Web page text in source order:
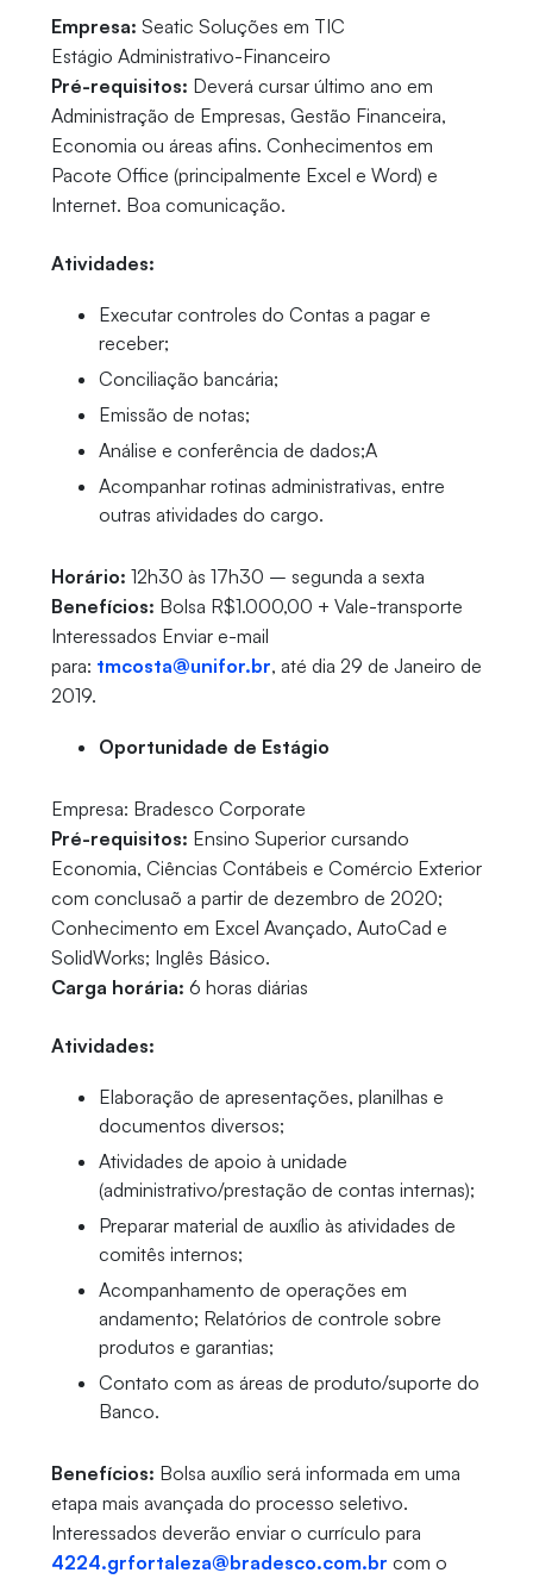
Empresa: Seatic Soluções em TIC
Estágio Administrativo-Financeiro
Pré-requisitos: Deverá cursar último ano em
Administração de Empresas, Gestão Financeira,
Economia ou áreas afins. Conhecimentos em
Pacote Office (principalmente Excel e Word) e
Internet. Boa comunicação.
Atividades:
Executar controles do Contas a pagar e
receber;
Conciliação bancária;
Emissão de notas;
Análise e conferência de dados;A
Acompanhar rotinas administrativas, entre
outras atividades do cargo.
Horário: 12h30 às 17h30 – segunda a sexta
Benefícios: Bolsa R$1.000,00 + Vale-transporte
Interessados Enviar e-mail
para: tmcosta@unifor.br, até dia 29 de Janeiro de
2019.
Oportunidade de Estágio
Empresa: Bradesco Corporate
Pré-requisitos: Ensino Superior cursando
Economia, Ciências Contábeis e Comércio Exterior
com conclusaõ a partir de dezembro de 2020;
Conhecimento em Excel Avançado, AutoCad e
SolidWorks; Inglês Básico.
Carga horária: 6 horas diárias
Atividades:
Elaboração de apresentações, planilhas e
documentos diversos;
Atividades de apoio à unidade
(administrativo/prestação de contas internas);
Preparar material de auxílio às atividades de
comitês internos;
Acompanhamento de operações em
andamento; Relatórios de controle sobre
produtos e garantias;
Contato com as áreas de produto/suporte do
Banco.
Benefícios: Bolsa auxílio será informada em uma
etapa mais avançada do processo seletivo.
Interessados deverão enviar o currículo para
4224.grfortaleza@bradesco.com.br com o